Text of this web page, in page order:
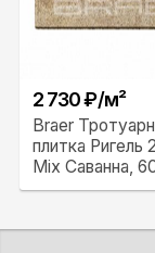
2 730 ₽/м²
Braer
плитка Ригель
Mix Саванна,